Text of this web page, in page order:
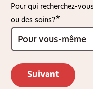
Pour qui recherchez-
ou des soins?